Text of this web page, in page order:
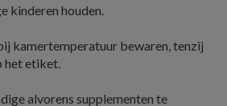
kinderen houden.
kamertemperatuur bewaren, tenzij
het etiket.
alvorens supplementen te